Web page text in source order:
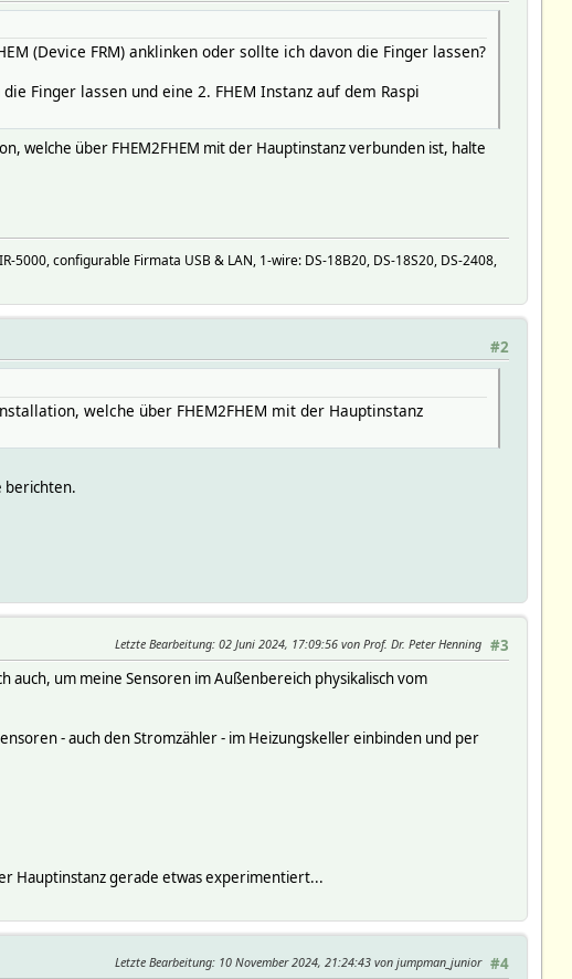
(Device FRM) anklinken oder sollte ich davon die Finger lassen?
Finger lassen und eine 2. FHEM Instanz auf dem Raspi
welche über FHEM2FHEM mit der Hauptinstanz verbunden ist, halte
5000, configurable Firmata USB & LAN, 1-wire: DS-18B20, DS-18S20, DS-2408,
#2
welche über FHEM2FHEM mit der Hauptinstanz
berichten.
#3
Letzte Bearbeitung: 02 Juni 2024, 17:09:56 von Prof. Dr. Peter Henning
auch, um meine Sensoren im Außenbereich physikalisch vom
- auch den Stromzähler - im Heizungskeller einbinden und per
Hauptinstanz gerade etwas experimentiert...
#4
Letzte Bearbeitung: 10 November 2024, 21:24:43 von jumpman_junior